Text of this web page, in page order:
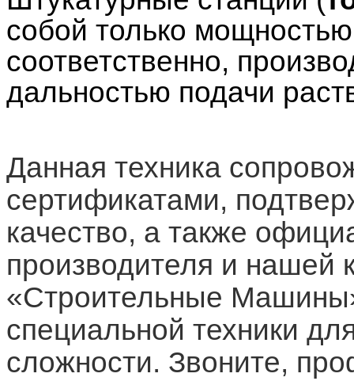
собой только
соответственно,
дальностью подачи
Данная техника
сертификатами,
качество, а также
производителя и нашей
«Строительные
специальной техники
сложности. Звоните,